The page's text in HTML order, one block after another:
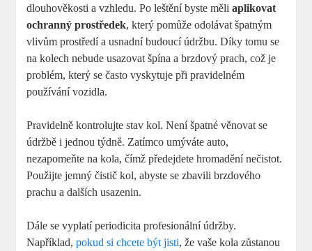
dlouhověkosti a vzhledu. Po leštění byste měliaplikovat
ochranný prostředek, který pomůže odolávat špatným
vlivům prostředí a usnadní budoucí údržbu. Díky tomu se
na kolech nebude usazovat špína a brzdový prach, což je
problém, který se často vyskytuje při pravidelném
používání vozidla.
Pravidelně kontrolujte stav kol. Není špatné věnovat se
údržbě i jednou týdně. Zatímco umýváte auto,
nezapomeňte na kola, čímž předejdete hromadění nečistot.
Použijte jemný čistič kol, abyste se zbavili brzdového
prachu a dalších usazenin.
Dále se vyplatí periodicita profesionální údržby.
Například,pokud si chcete být jisti, že vaše kola zůstanou